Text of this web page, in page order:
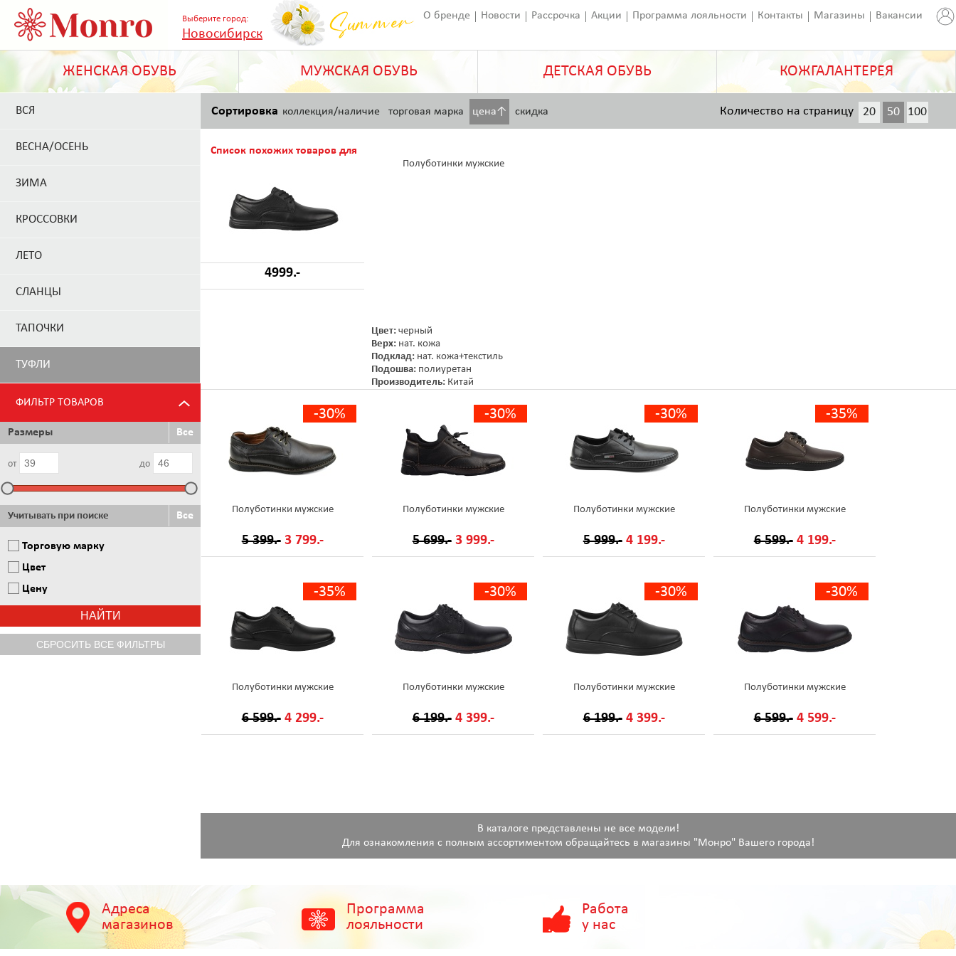
Выберите город:
Новосибирск
О бренде Новости Рассрочка Акции Программа лояльности Контакты Магазины Вакансии
ЖЕНСКАЯ ОБУВЬ МУЖСКАЯ ОБУВЬ ДЕТСКАЯ ОБУВЬ КОЖГАЛАНТЕРЕЯ
ВСЯ
ВЕСНА/ОСЕНЬ
ЗИМА
КРОССОВКИ
ЛЕТО
СЛАНЦЫ
ТАПОЧКИ
ТУФЛИ
ФИЛЬТР ТОВАРОВ
Размеры Все
от до
Учитывать при поиске Все
Торговую марку
Цвет
Цену
Сортировка коллекция/наличие торговая марка цена↑ скидка 20 50 100
Количество на страницу
Список похожих товаров для
4999.-
Полуботинки мужские
Цвет: черный
Верх: нат. кожа
Подклад: нат. кожа+текстиль
Подошва: полиуретан
Производитель: Китай
-30%
Полуботинки мужские
5 399.- 3 799.-
-30%
Полуботинки мужские
5 699.- 3 999.-
-30%
Полуботинки мужские
5 999.- 4 199.-
-35%
Полуботинки мужские
6 599.- 4 199.-
-35%
Полуботинки мужские
6 599.- 4 299.-
-30%
Полуботинки мужские
6 199.- 4 399.-
-30%
Полуботинки мужские
6 199.- 4 399.-
-30%
Полуботинки мужские
6 599.- 4 599.-
В каталоге представлены не все модели!
Для ознакомления с полным ассортиментом обращайтесь в магазины "Монро" Вашего города!
Адреса
магазинов
Программа
лояльности
Работа
у нас